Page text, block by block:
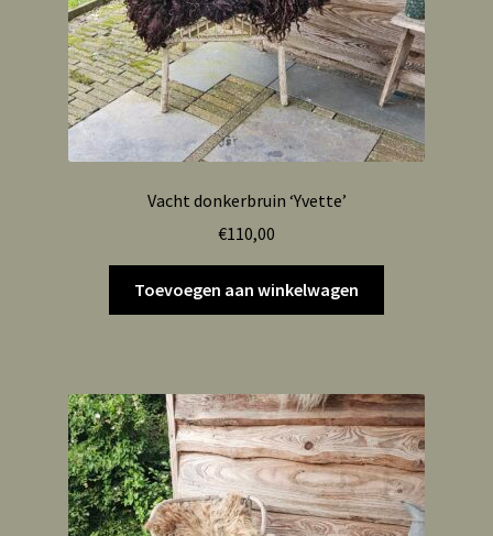
Vacht donkerbruin ‘Yvette’
€110,00
Toevoegen aan winkelwagen